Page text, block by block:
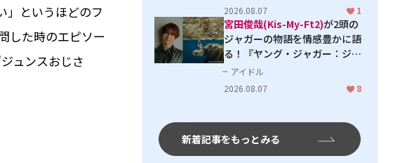
」というほどのフ
した時のエピソー
ュンスおじさ
2026.08.07
1
宮田俊哉(Kis-My-Ft2)が2頭の
ジャガーの物語を情感豊かに語
る！『ヤング・ジャガー：ジャ
ングル王への道』『ジャガーと
ウミガメの物語：熱帯林の守護
アイドル
2026.08.07
8
新着記事をもっとみる